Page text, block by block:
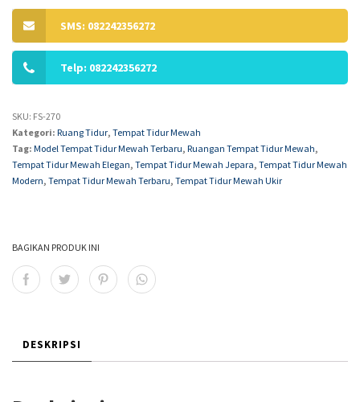
SMS: 082242356272
Telp: 082242356272
SKU: FS-270
Kategori: Ruang Tidur, Tempat Tidur Mewah
Tag: Model Tempat Tidur Mewah Terbaru, Ruangan Tempat Tidur Mewah,
Tempat Tidur Mewah Elegan, Tempat Tidur Mewah Jepara, Tempat Tidur Mewah
Modern, Tempat Tidur Mewah Terbaru, Tempat Tidur Mewah Ukir
BAGIKAN PRODUK INI
DESKRIPSI